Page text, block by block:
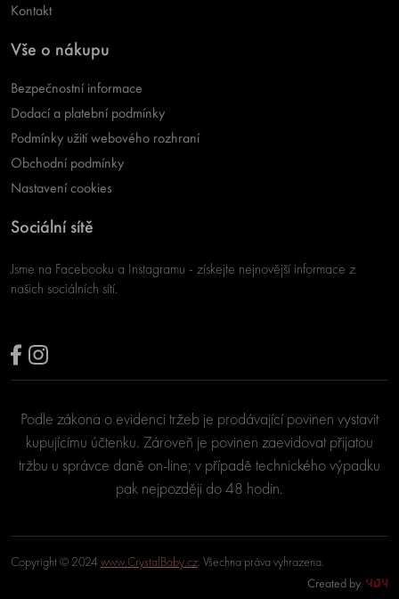
Kontakt
Vše o nákupu
Bezpečnostní informace
Dodací a platební podmínky
Podmínky užití webového rozhraní
Obchodní podmínky
Nastavení cookies
Sociální sítě
Jsme na Facebooku a Instagramu - získejte nejnovější informace z
našich sociálních sítí.
Podle zákona o evidenci tržeb je prodávající povinen vystavit
kupujícímu účtenku. Zároveň je povinen zaevidovat přijatou
tržbu u správce daně on-line; v případě technického výpadku
pak nejpozději do 48 hodin.
Copyright © 2024 www.CrystalBaby.cz. Všechna práva vyhrazena.
Created by